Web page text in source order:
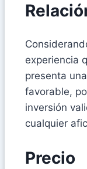
experiencia
presenta
favorable,
inversión
cualquier
Precio